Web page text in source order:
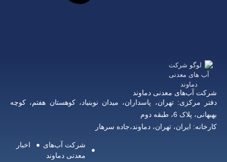
شرکت آب‌های معدنی دماوند
دفتر مرکزی: تهران، پاسداران، میدان نوبنیاد، کوهستان هفتم، کوچه
بهبهانی، پلاک 6، طبقه دوم
کارخانه: ایران، تهران، دماوند،جاده سرهار
شرکت آب‌های
معدنی دماوند
اخبار